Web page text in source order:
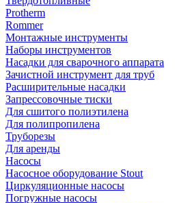
Protherm
Rommer
Монтажные инструменты
Наборы инструментов
Насадки для сварочного аппарата
Зачистной инструмент для труб
Расширительные насадки
Запрессовочные тиски
Для сшитого полиэтилена
Для полипропилена
Труборезы
Для аренды
Насосы
Насосное оборудование Stout
Циркуляционные насосы
Погружные насосы